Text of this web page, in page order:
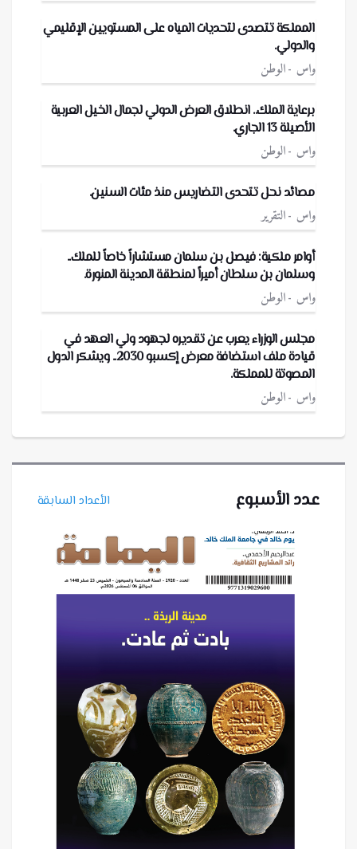
المملكة تتصدى لتحديات المياه على المستويين الإقليمي
والدولي.
واس الوطن
برعاية الملك.. انطلاق العرض الدولي لجمال الخيل العربية
الأصيلة 13 الجاري.
واس الوطن
مصائد نحل تتحدى التضاريس منذ مئات السنين.
واس التقرير
أوامر ملكية: فيصل بن سلمان مستشاراً خاصاً للملك..
وسلمان بن سلطان أميراً لمنطقة المدينة المنورة.
واس الوطن
مجلس الوزراء يعرب عن تقديره لجهود ولي العهد في
قيادة ملف استضافة معرض إكسبو 2030.. ويشكر الدول
المصوتة للمملكة.
واس الوطن
عدد الأسبوع الأعداد السابقة